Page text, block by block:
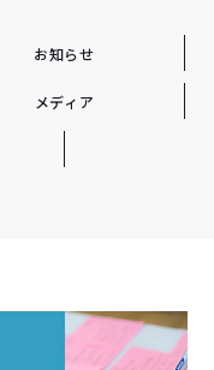
お知らせ
メディア